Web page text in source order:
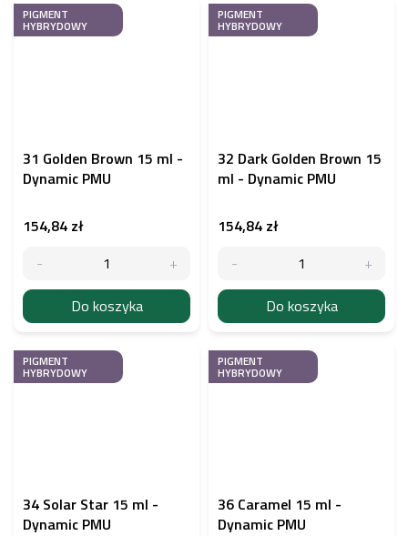
PIGMENT
HYBRYDOWY
31 Golden Brown 15 ml -
Dynamic PMU
154,84 zł
Do koszyka
PIGMENT
HYBRYDOWY
32 Dark Golden Brown 15
ml - Dynamic PMU
154,84 zł
Do koszyka
PIGMENT
HYBRYDOWY
34 Solar Star 15 ml -
Dynamic PMU
PIGMENT
HYBRYDOWY
36 Caramel 15 ml -
Dynamic PMU